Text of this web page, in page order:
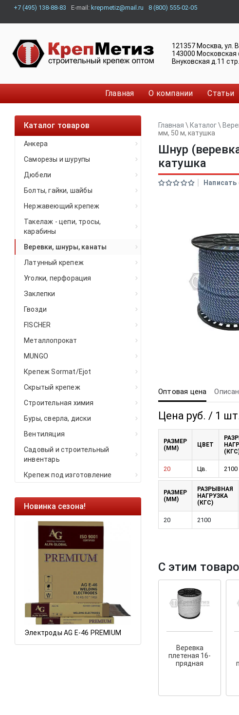
+7 (495) 138-88-83 E-mail: krepmetiz@mail.ru 8 (800) 555-02-05
121357 Москва, ул.
143000 Московская
Внуковская д.11
Главная О компании Статьи
Каталог товаров
Анкера
Саморезы и шурупы
Дюбели
Болты, гайки, шайбы
Нержавеющий крепеж
Такелаж - цепи, тросы,
карабины
Веревки, шнуры, канаты
Латунный крепеж
Уголки, перфорация
Заклепки
Гвозди
FISCHER
Металлопрокат
MUNGO
Крепеж Sormat/Ejot
Скрытый крепеж
Строительная химия
Буры, сверла, диски
Вентиляция
Садовый и строительный
инвентарь
Крепеж под изготовление
Новинка сезона!
Электроды AG E-46 PREMIUM
Ликвидация остатков!
Саморезы кровельные
остатков по ценам 2020
Главная \ Каталог\
мм, 50 м, катушка
Шнур
катушка
Оптовая цена
Цена руб. / 1
РАЗМЕР
(ММ)
ЦВЕТ
20 Цв. 2100
РАЗМЕР
(ММ)
РАЗРЫВНАЯ
НАГРУЗКА
(КГС)
20 2100
С этим
Веревка
плетеная 16-
прядная